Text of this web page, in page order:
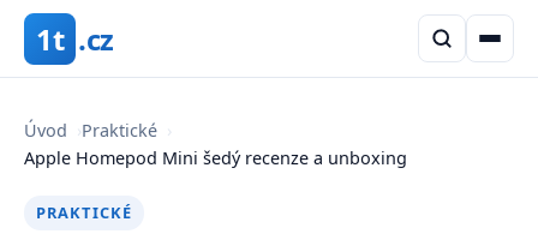
1t .cz
Úvod ›Praktické ›
Apple Homepod Mini šedý recenze a unboxing
PRAKTICKÉ